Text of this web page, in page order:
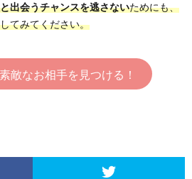
出会うチャンスを逃さないためにも、
てみてください。
敵なお相手を見つける！